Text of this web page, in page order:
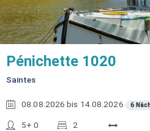
Pénichette 1020
Saintes
08.08.2026 bis 14.08.2026 6
5+ 0
2